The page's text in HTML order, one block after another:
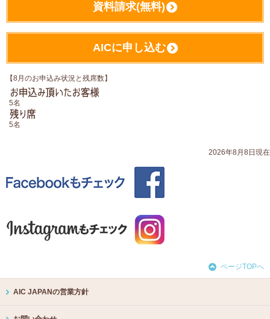
資料請求(無料)
AICに申し込む
【8月のお申込み状況と残席数】
5名
5名
2026年8月8日現在
ページTOPへ
AIC JAPANの営業方針